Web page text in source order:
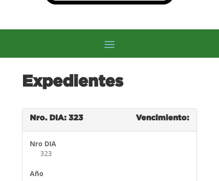
Expedientes
Nro. DIA: 323 Vencimiento:
Nro DIA
323
Año